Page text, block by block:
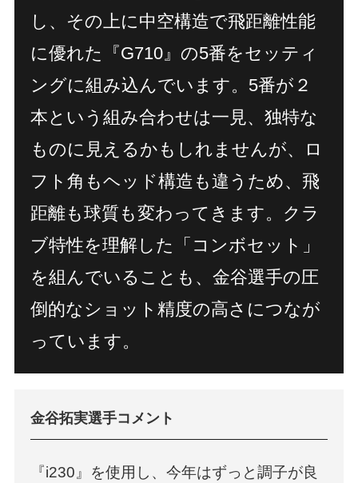
し、その上に中空構造で飛距離性能
に優れた『G710』の5番をセッティ
ングに組み込んでいます。5番が２
本という組み合わせは一見、独特な
ものに見えるかもしれませんが、ロ
フト角もヘッド構造も違うため、飛
距離も球質も変わってきます。クラ
ブ特性を理解した「コンボセット」
を組んでいることも、金谷選手の圧
倒的なショット精度の高さにつなが
っています。
金谷拓実選手コメント
『i230』を使用し、今年はずっと調子が良
Home
トップページ
Products
製品情報
Catalog
Archive
過去製品アーカイブ
Feature
特集
Philosophies
3つの哲学
Tour Pros
Concept Shop
コンセプトショップ
Fitting
News
お知らせ
FAQ
Event
Rental Club
レンタルクラブサービス
会員システム
オンラインショップ
PING.com〔グローバル〕